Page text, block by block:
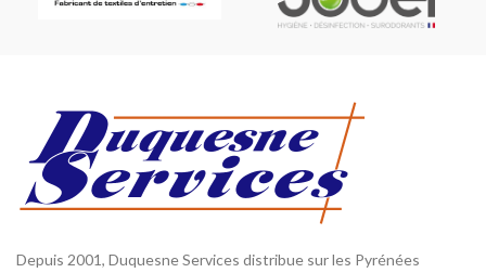
Depuis 2001, Duquesne Services distribue sur les Pyrénées